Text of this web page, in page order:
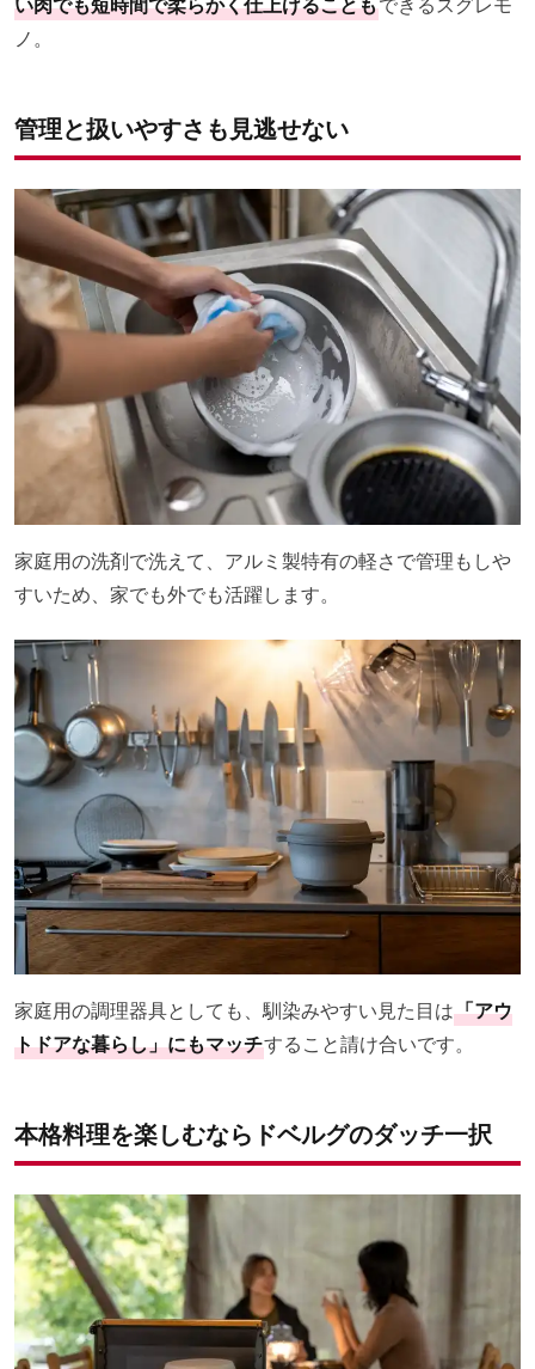
ノ。
管理と扱いやすさも見逃せない
家庭用の洗剤で洗えて、アルミ製特有の軽さで管理もしや
すいため、家でも外でも活躍します。
家庭用の調理器具としても、馴染みやすい見た目は「アウ
トドアな暮らし」にもマッチすること請け合いです。
本格料理を楽しむならドベルグのダッチ一択